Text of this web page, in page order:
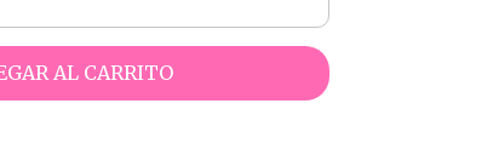
AL CARRITO